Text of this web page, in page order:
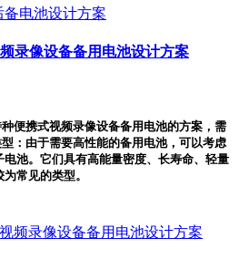
录像设备备用电池设计方案
便携式视频录像设备备用电池的方案，需
：由于需要高性能的备用电池，可以考虑
池。它们具有高能量密度、长寿命、轻量
常见的类型。